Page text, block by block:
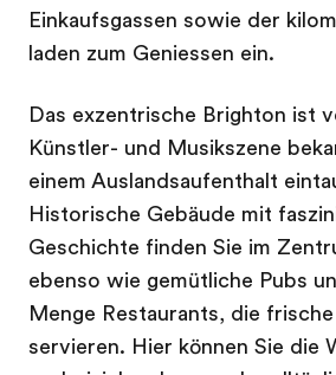
Einkaufsgassen sowie der
laden zum Geniessen ein.
Das exzentrische Brighton ist
Künstler- und Musikszene
einem Auslandsaufenthalt
Historische Gebäude mit
Geschichte finden Sie im
ebenso wie gemütliche Pubs
Menge Restaurants, die
servieren. Hier können Sie die